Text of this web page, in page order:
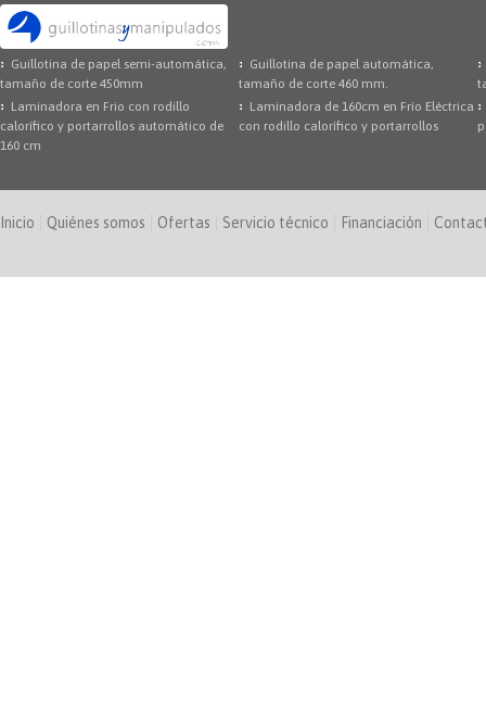
Guillotina de papel semi-automática,
tamaño de corte 450mm
Guillotina de papel automática,
tamaño de corte 460 mm.
Laminadora en Frio con rodillo
calorífico y portarrollos automático de
160 cm
Laminadora de 160cm en Frío Eléctrica
con rodillo calorífico y portarrollos
Inicio Quiénes somos Ofertas Servicio técnico Financiación